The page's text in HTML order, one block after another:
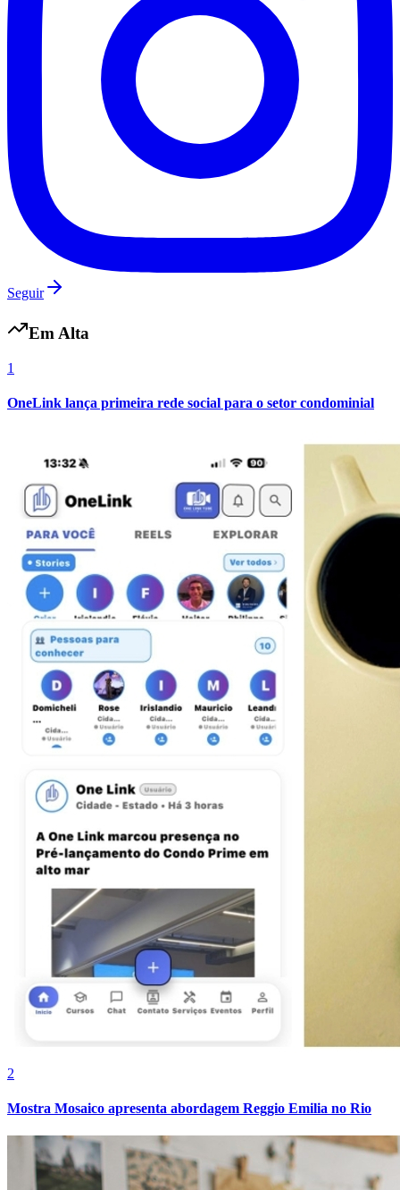
Goiás
Coritiba
Mirassol
Seguir
Em Alta
1
OneLink lança primeira rede social para o setor condominial
2
Mostra Mosaico apresenta abordagem Reggio Emilia no Rio